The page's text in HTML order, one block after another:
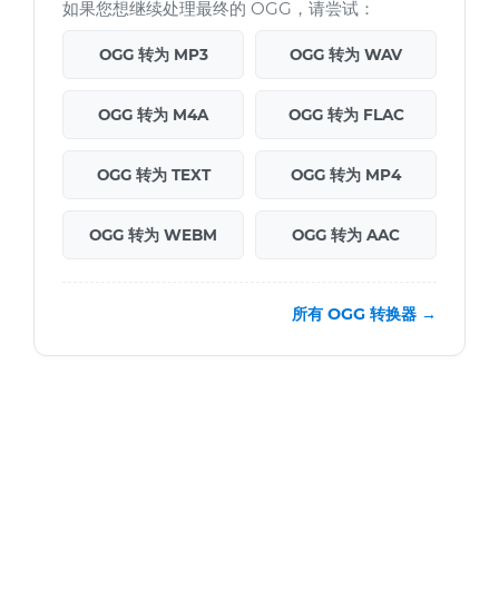
如果您想继续处理最终的 OGG，请尝试：
OGG 转为 MP3 OGG 转为 WAV
OGG 转为 M4A OGG 转为 FLAC
OGG 转为 TEXT OGG 转为 MP4
OGG 转为 WEBM OGG 转为 AAC
所有 OGG 转换器 →